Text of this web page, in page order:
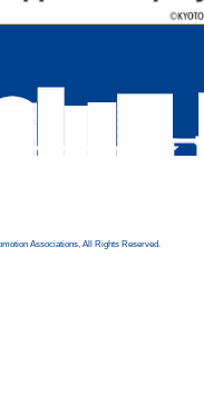
Associations, All Rights Reserved.